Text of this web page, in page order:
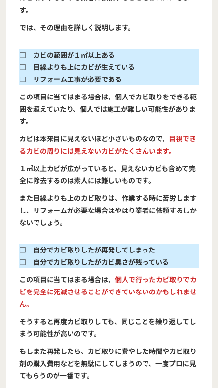
す。
では、その理由を詳しく説明します。
□ カビの範囲が１㎡以上ある
□ 目線よりも上にカビが生えている
□ リフォーム工事が必要である
この項目に当てはまる場合は、個人でカビ取りをできる範
囲を超えていたり、個人では施工が難しい可能性がありま
す。
カビは本来目に見えないほど小さいものなので、 目視でき
るカビの周りには見えないカビがたくさんいます。
１㎡以上カビが広がっていると、見えないカビも含めて完
全に除去するのは素人には難しいものです。
また目線よりも上のカビ取りは、作業する時に苦労します
し、リフォームが必要な場合はやはり業者に依頼するしか
ないでしょう。
□ 自分でカビ取りしたが再発してしまった
□ 自分でカビ取りしたがカビ臭さが残っている
この項目に当てはまる場合は、 個人で行ったカビ取りでカ
ビを完全に死滅させることができていないのかもしれませ
ん。
そうすると再度カビ取りしても、同じことを繰り返してし
まう可能性が高いのです。
もしまた再発したら、カビ取りに費やした時間やカビ取り
剤の購入費用などを無駄にしてしまうので、一度プロに見
てもらうのが一番です。